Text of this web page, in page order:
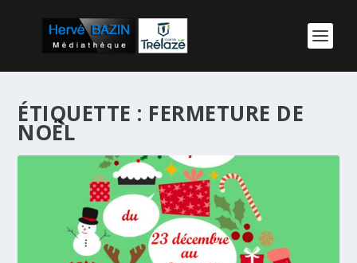
ÉTIQUETTE : FERMETURE DE
NOËL